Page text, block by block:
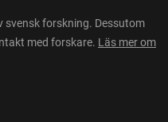
svensk forskning. Dessutom
med forskare. Läs mer om